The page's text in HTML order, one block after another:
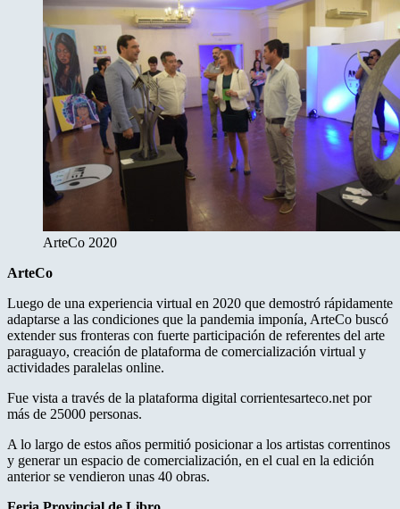
ArteCo 2020
ArteCo
Luego de una experiencia virtual en 2020 que demostró rápidamente
adaptarse a las condiciones que la pandemia imponía, ArteCo buscó
extender sus fronteras con fuerte participación de referentes del arte
paraguayo, creación de plataforma de comercialización virtual y
actividades paralelas online.
Fue vista a través de la plataforma digital corrientesarteco.net por
más de 25000 personas.
A lo largo de estos años permitió posicionar a los artistas correntinos
y generar un espacio de comercialización, en el cual en la edición
anterior se vendieron unas 40 obras.